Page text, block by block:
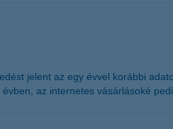
jelent az egy évvel korábbi
az internetes vásárlásoké